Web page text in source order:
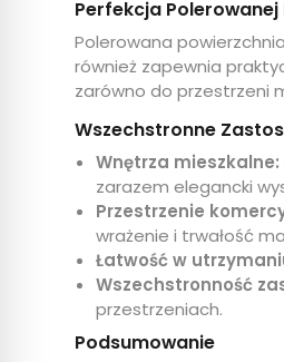
Perfekcja Polerowanej
Polerowana powierzchnia
również zapewnia
zarówno do przestrzeni
Wszechstronne
Wnętrza mieszkalne:
zarazem elegancki
Przestrzenie
wrażenie i trwałość
Łatwość w
Wszechstronność
przestrzeniach.
Podsumowanie